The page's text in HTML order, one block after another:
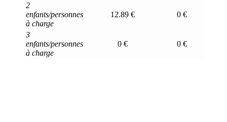
2
enfants/personnes
à charge
12.89 € 0 €
3
enfants/personnes
à charge
0 € 0 €